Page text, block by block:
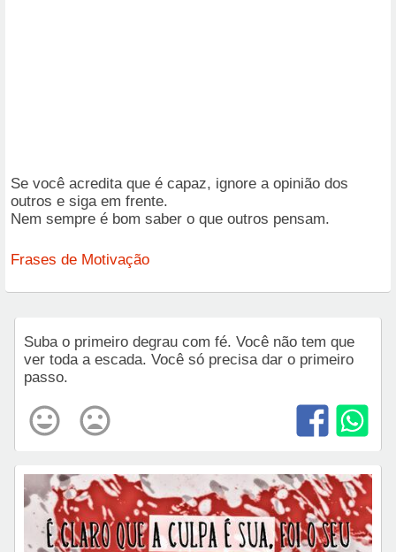
Se você acredita que é capaz, ignore a opinião dos
outros e siga em frente.
Nem sempre é bom saber o que outros pensam.
Frases de Motivação
Suba o primeiro degrau com fé. Você não tem que
ver toda a escada. Você só precisa dar o primeiro
passo.